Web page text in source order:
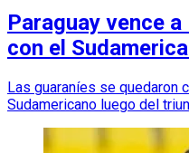
Paraguay vence
con el
Las guaraníes se quedaron
Sudamericano luego del